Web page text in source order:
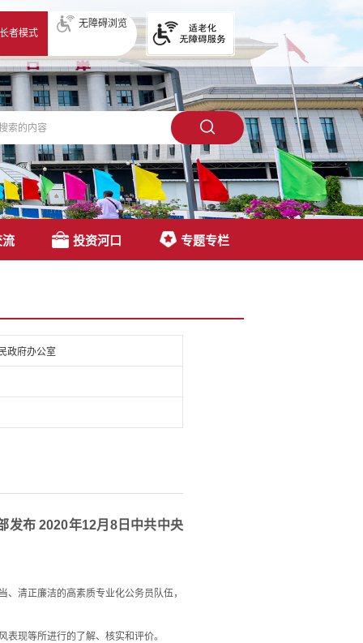
长者模式
无障碍浏览
投资河口 专题专栏
政府办公室
发布 2020年12月8日中共中央
清正廉洁的高素质专业化公务员队伍，
现等所进行的了解、核实和评价。